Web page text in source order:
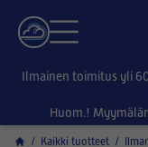
Ilmainen toimitus yli
Huom.!
/ Kaikki tuotteet /